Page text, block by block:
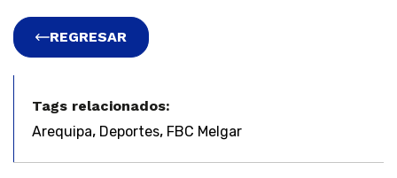
REGRESAR
Tags relacionados:
Arequipa, Deportes, FBC Melgar